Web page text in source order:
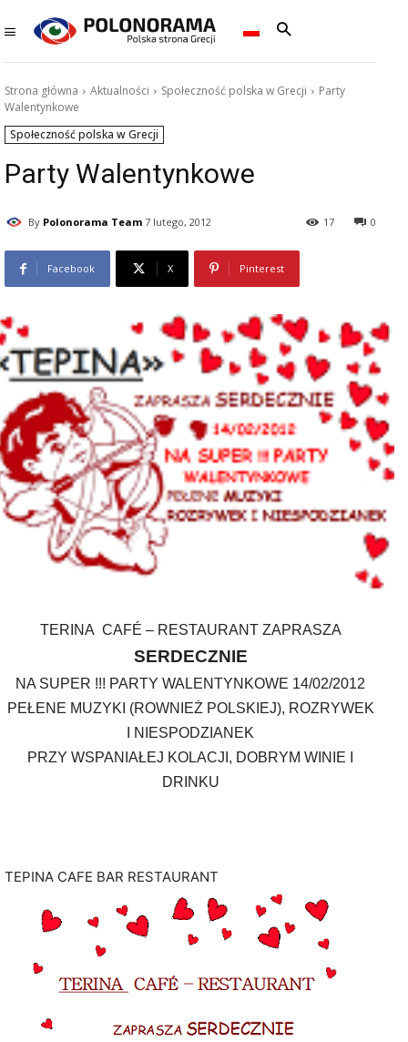
Strona główna Aktualności Społeczność polska w Grecji
Party
Walentynkowe
Społeczność polska w Grecji
Party Walentynkowe
By Polonorama Team 7 lutego, 2012 0
17
Facebook X Pinterest
TERINA CAFÉ – RESTAURANTZAPRASZA
SERDECZNIE
NA SUPER !!! PARTY WALENTYNKOWE 14/02/2012
PEŁENE MUZYKI (ROWNIEŻ POLSKIEJ), ROZRYWEK
I NIESPODZIANEK
PRZY WSPANIAŁEJ KOLACJI, DOBRYM WINIE
DRINKU
ΤΕΡΙΝΑ CAFE BAR RESTAURANT